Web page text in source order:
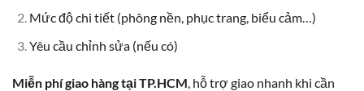
Mức độ chi tiết (phông nền, phục trang, biểu cảm…)
Yêu cầu chỉnh sửa (nếu có)
Miễn phí giao hàng tại TP.HCM , hỗ trợ giao nhanh khi cần